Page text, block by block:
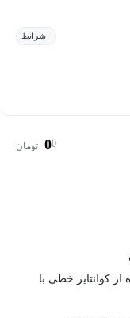
شرایط
0
0 تومان
از کوانتایز خطی با